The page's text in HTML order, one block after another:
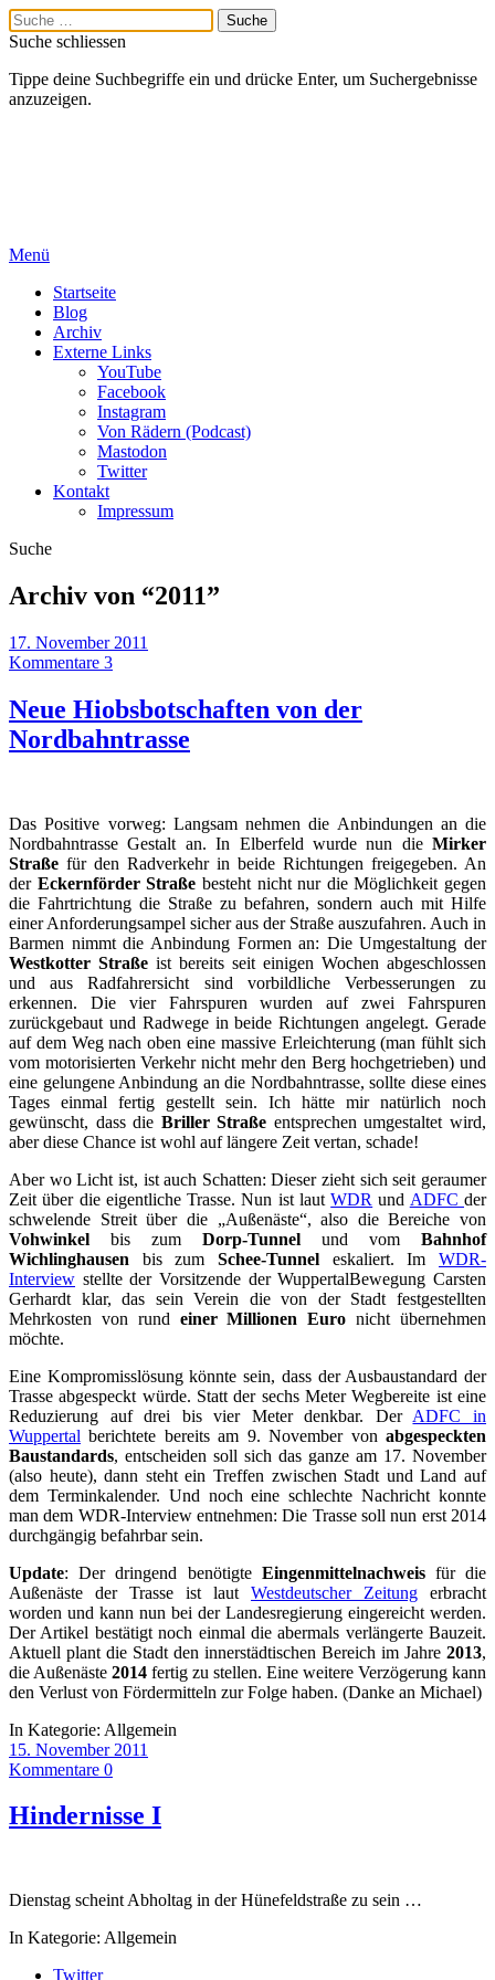
Suche schliessen
Tippe deine Suchbegriffe ein und drücke Enter, um Suchergebnisse
anzuzeigen.
Menü
Startseite
Blog
Archiv
Externe Links
YouTube
Facebook
Instagram
Von Rädern (Podcast)
Mastodon
Twitter
Kontakt
Impressum
Suche
Archiv von “2011”
17. November 2011
Kommentare 3
Neue Hiobsbotschaften von der
Nordbahntrasse
Das Positive vorweg: Langsam nehmen die Anbindungen an die
Nordbahntrasse Gestalt an. In Elberfeld wurde nun die Mirker
Straße für den Radverkehr in beide Richtungen freigegeben. An
der Eckernförder Straße besteht nicht nur die Möglichkeit gegen
die Fahrtrichtung die Straße zu befahren, sondern auch mit Hilfe
einer Anforderungsampel sicher aus der Straße auszufahren. Auch in
Barmen nimmt die Anbindung Formen an: Die Umgestaltung der
Westkotter Straße ist bereits seit einigen Wochen abgeschlossen
und aus Radfahrersicht sind vorbildliche Verbesserungen zu
erkennen. Die vier Fahrspuren wurden auf zwei Fahrspuren
zurückgebaut und Radwege in beide Richtungen angelegt. Gerade
auf dem Weg nach oben eine massive Erleichterung (man fühlt sich
vom motorisierten Verkehr nicht mehr den Berg hochgetrieben) und
eine gelungene Anbindung an die Nordbahntrasse, sollte diese eines
Tages einmal fertig gestellt sein. Ich hätte mir natürlich noch
gewünscht, dass die Briller Straße entsprechen umgestaltet wird,
aber diese Chance ist wohl auf längere Zeit vertan, schade!
Aber wo Licht ist, ist auch Schatten: Dieser zieht sich seit geraumer
Zeit über die eigentliche Trasse. Nun ist lautWDR und ADFCder
schwelende Streit über die „Außenäste“, also die Bereiche von
Vohwinkel bis zum Dorp-Tunnel und vom Bahnhof
Wichlinghausen bis zum Schee-Tunnel eskaliert. Im WDR-
Interview stellte der Vorsitzende der WuppertalBewegung Carsten
Gerhardt klar, das sein Verein die von der Stadt festgestellten
Mehrkosten von rund einer Millionen Euro nicht übernehmen
möchte.
Eine Kompromisslösung könnte sein, dass der Ausbaustandard der
Trasse abgespeckt würde. Statt der sechs Meter Wegbereite ist eine
Reduzierung auf drei bis vier Meter denkbar. Der ADFC in
Wuppertal berichtete bereits am 9. November von abgespeckten
Baustandards, entscheiden soll sich das ganze am 17. November
(also heute), dann steht ein Treffen zwischen Stadt und Land auf
dem Terminkalender. Und noch eine schlechte Nachricht konnte
man dem WDR-Interview entnehmen: Die Trasse soll nun erst 2014
durchgängig befahrbar sein.
Update: Der dringend benötigte Eingenmittelnachweisfür die
Außenäste der Trasse ist laut Westdeutscher Zeitung erbracht
worden und kann nun bei der Landesregierung eingereicht werden.
Der Artikel bestätigt noch einmal die abermals verlängerte Bauzeit.
Aktuell plant die Stadt den innerstädtischen Bereich im Jahre 2013,
die Außenäste 2014 fertig zu stellen. Eine weitere Verzögerung kann
den Verlust von Fördermitteln zur Folge haben. (Danke an Michael)
In Kategorie: Allgemein
15. November 2011
Kommentare 0
Hindernisse I
Dienstag scheint Abholtag in der Hünefeldstraße zu sein …
In Kategorie: Allgemein
Twitter